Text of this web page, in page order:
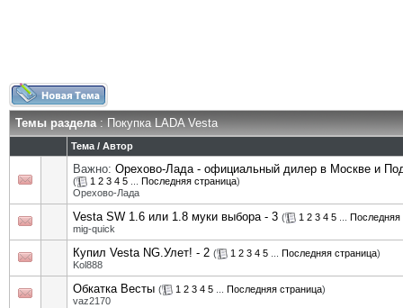
Темы раздела: Покупка LADA Vesta
Тема / Автор
Важно: Орехово-Лада - официальный дилер в Москве и
( 1 2 3 4 5 Последняя страница)
Орехово-Лада
Vesta SW 1.6 или 1.8 муки выбора - 3 ( 1 2 3 4 5
Последняя
mig-quick
Купил Vesta NG.Улет! - 2 ( 1 2 3 4 5 Последняя страница)
Kol888
Обкатка Весты ( 1 2 3 4 5 Последняя страница)
vaz2170